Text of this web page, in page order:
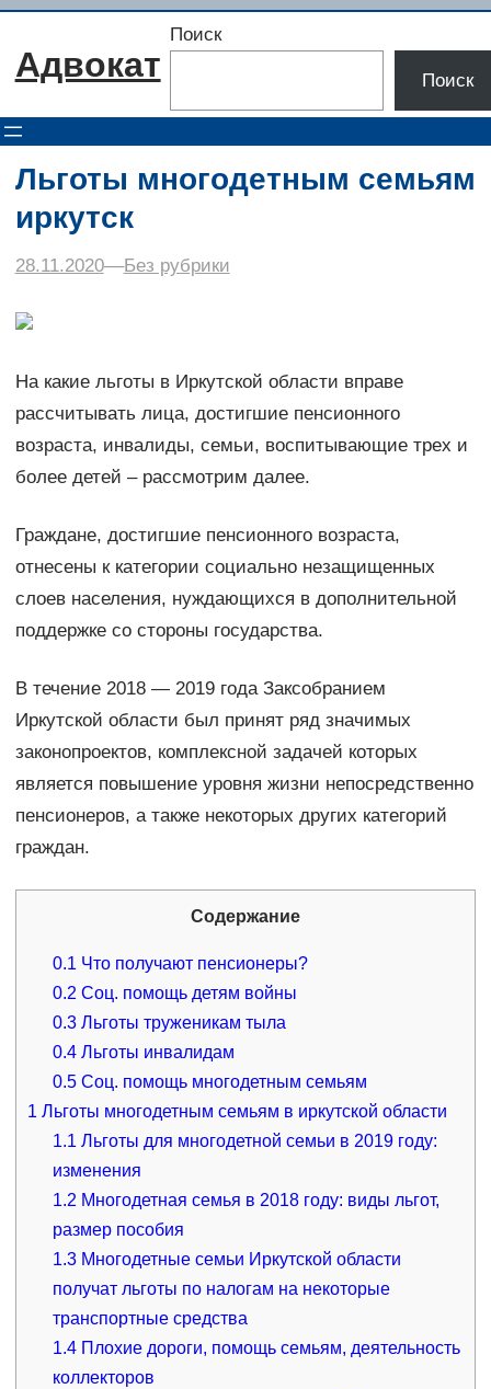
Перейти
содержимому
Адвокат
Поиск
Поиск
Льготы многодетным семьям
иркутск
28.11.2020––Без рубрики
На какие льготы в Иркутской области вправе
рассчитывать лица, достигшие пенсионного
возраста, инвалиды, семьи, воспитывающие трех и
более детей – рассмотрим далее.
Граждане, достигшие пенсионного возраста,
отнесены к категории социально незащищенных
слоев населения, нуждающихся в дополнительной
поддержке со стороны государства.
В течение 2018 — 2019 года Заксобранием
Иркутской области был принят ряд значимых
законопроектов, комплексной задачей которых
является повышение уровня жизни непосредственно
пенсионеров, а также некоторых других категорий
граждан.
Содержание
0.1 Что получают пенсионеры?
0.2 Соц. помощь детям войны
0.3 Льготы труженикам тыла
0.4 Льготы инвалидам
0.5 Соц. помощь многодетным семьям
1 Льготы многодетным семьям в иркутской области
1.1 Льготы для многодетной семьи в 2019 году:
изменения
1.2 Многодетная семья в 2018 году: виды льгот,
размер пособия
1.3 Многодетные семьи Иркутской области
получат льготы по налогам на некоторые
транспортные средства
1.4 Плохие дороги, помощь семьям, деятельность
коллекторов